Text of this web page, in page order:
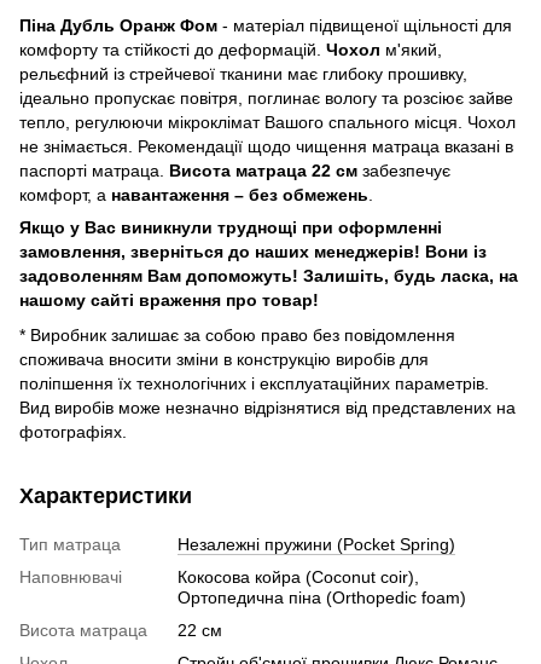
Піна Дубль Оранж Фом - матеріал підвищеної щільності для
комфорту та стійкості до деформацій. Чохол м'який,
рельєфний із стрейчевої тканини має глибоку прошивку,
ідеально пропускає повітря, поглинає вологу та розсіює зайве
тепло, регулюючи мікроклімат Вашого спального місця. Чохол
не знімається. Рекомендації щодо чищення матраца вказані в
паспорті матраца. Висота матраца 22 см забезпечує
комфорт, а навантаження – без обмежень.
Якщо у Вас виникнули труднощі при оформленні
замовлення, зверніться до наших менеджерів! Вони із
задоволенням Вам допоможуть! Залишіть, будь ласка, на
нашому сайті враження про товар!
* Виробник залишає за собою право без повідомлення
споживача вносити зміни в конструкцію виробів для
поліпшення їх технологічних і експлуатаційних параметрів.
Вид виробів може незначно відрізнятися від представлених на
фотографіях.
Характеристики
Тип матраца
Незалежні пружини (Pocket Spring)
Наповнювачі
Кокосова койра (Coconut coir),
Ортопедична піна (Orthopedic foam)
Висота матраца
22 см